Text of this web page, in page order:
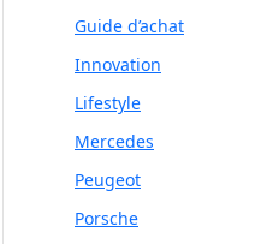
Guide d’achat
Innovation
Lifestyle
Mercedes
Peugeot
Porsche